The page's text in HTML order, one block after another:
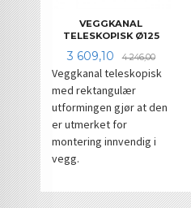
VEGGKANAL
TELESKOPISK Ø125
Tilbud
3 609,10 4 246,00Rabatt
Veggkanal teleskopisk
med rektangulær
utformingen gjør at den
er utmerket for
montering innvendig i
vegg.